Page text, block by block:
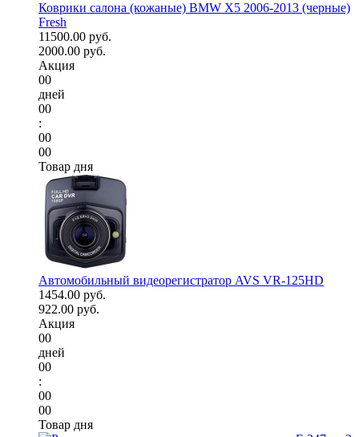
Коврики салона (кожаные) BMW X5 2006-2013 (черные)
Fresh
11500.00 руб.
2000.00 руб.
Акция
00
дней
00
:
00
00
Товар дня
Автомобильный видеорегистратор AVS VR-125HD
1454.00 руб.
922.00 руб.
Акция
00
дней
00
:
00
00
Товар дня